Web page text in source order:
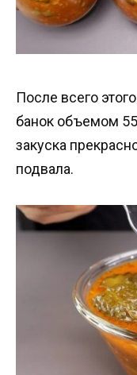
После всего
банок объемом
закуска
подвала.